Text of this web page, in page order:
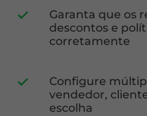
Garanta que os
descontos e
corretamente
Configure
vendedor,
escolha